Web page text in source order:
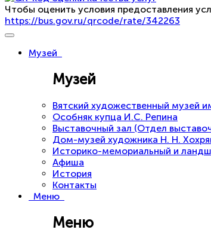
Чтобы оценить условия предоставления
https://bus.gov.ru/qrcode/rate/342263
Музей
Музей
Вятский художественный музей
Особняк купца И.С. Репина
Выставочный зал (Отдел
Дом-музей художника Н. Н.
Историко-мемориальный и
Афиша
История
Контакты
Меню
Меню